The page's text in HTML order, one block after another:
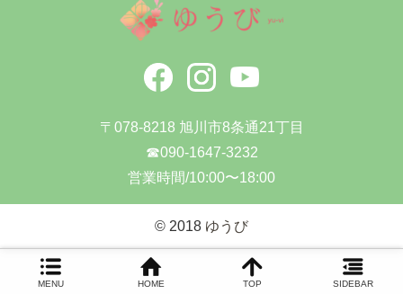
〒078-8218 旭川市8条通21丁目
☎090-1647-3232
営業時間/10:00〜18:00
MENU HOME TOP SIDEBAR
© 2018 ゆうび